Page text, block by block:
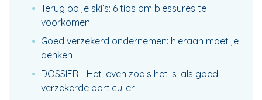
Terug op je ski’s: 6 tips om blessures te
voorkomen
Goed verzekerd ondernemen: hieraan moet je
denken
DOSSIER - Het leven zoals het is, als goed
verzekerde particulier